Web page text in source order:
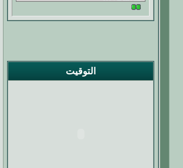
التوقيت